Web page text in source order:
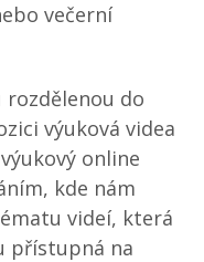
večerní
rozdělenou do
výuková videa
online
kde nám
videí, která
přístupná na